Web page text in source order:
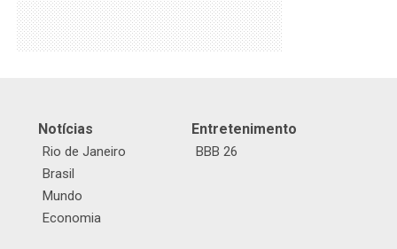
Notícias
Rio de Janeiro
Brasil
Mundo
Economia
Entretenimento
BBB 26